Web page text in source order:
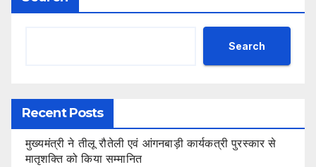
Search
Recent Posts
मुख्यमंत्री ने तीलू रौतेली एवं आंगनबाड़ी कार्यकत्री पुरस्कार से
मातृशक्ति को किया सम्मानित